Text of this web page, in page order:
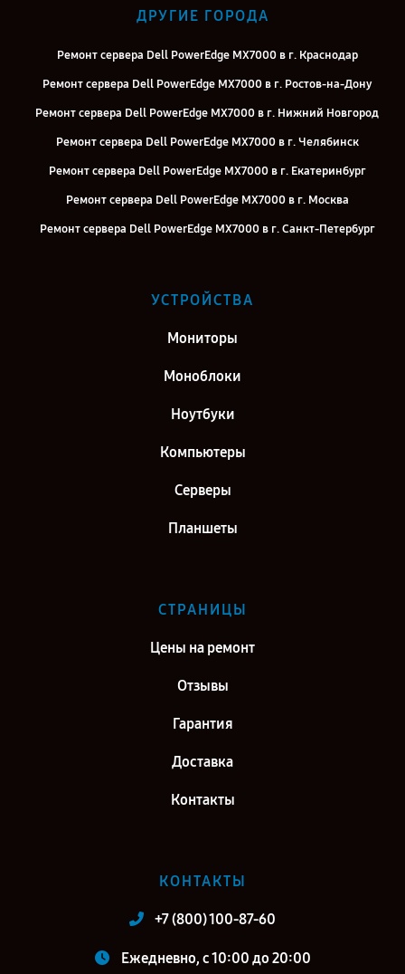
ДРУГИЕ ГОРОДА
Ремонт сервера Dell PowerEdge MX7000 в г. Краснодар
Ремонт сервера Dell PowerEdge MX7000 в г. Ростов-на-Дону
Ремонт сервера Dell PowerEdge MX7000 в г. Нижний Новгород
Ремонт сервера Dell PowerEdge MX7000 в г. Челябинск
Ремонт сервера Dell PowerEdge MX7000 в г. Екатеринбург
Ремонт сервера Dell PowerEdge MX7000 в г. Москва
Ремонт сервера Dell PowerEdge MX7000 в г. Санкт-Петербург
УСТРОЙСТВА
Мониторы
Моноблоки
Ноутбуки
Компьютеры
Серверы
Планшеты
СТРАНИЦЫ
Цены на ремонт
Отзывы
Гарантия
Доставка
Контакты
КОНТАКТЫ
+7 (800) 100-87-60
Ежедневно, с 10:00 до 20:00